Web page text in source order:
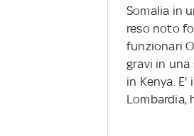
Somalia in
reso noto
funzionari
gravi in
in Kenya.
Lombardia,